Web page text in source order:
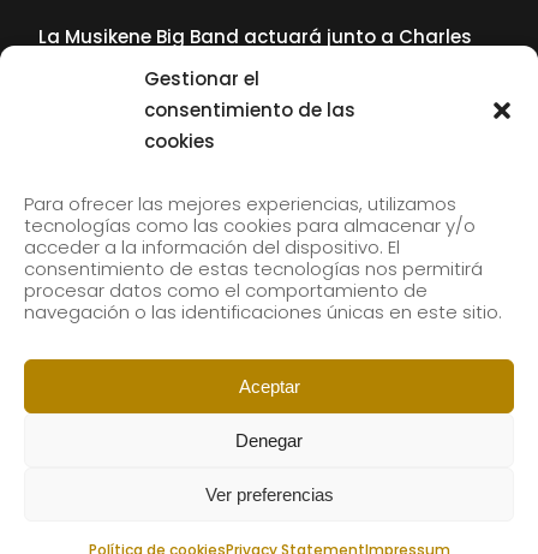
Gestionar el
consentimiento de las
cookies
Para ofrecer las mejores experiencias, utilizamos
tecnologías como las cookies para almacenar y/o
acceder a la información del dispositivo. El
consentimiento de estas tecnologías nos permitirá
procesar datos como el comportamiento de
navegación o las identificaciones únicas en este sitio.
Aceptar
Denegar
Ver preferencias
Política de cookiesPrivacy StatementImpressum
La Musikene Big Band actuará junto a Charles
Tolliver en el 61 Jazzaldia
Subscribe to our newsletter to receive our news by
email.